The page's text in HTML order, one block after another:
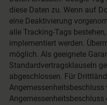
diese Daten zu. Wenn auf
eine Deaktivierung
alle Tracking-Tags
implementiert werden.
möglich. Als geeignete
Standardvertragsklauseln
abgeschlossen. Für
Angemessenheitsbeschluss
Angemessenheitsbeschluss